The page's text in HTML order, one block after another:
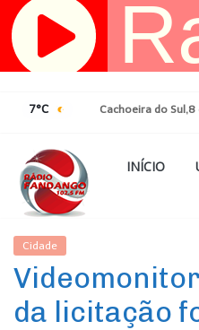
Pular
para
7°C Cachoeira do
INÍCIO
Cidade
da licitação